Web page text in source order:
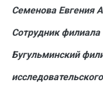
Семенова Евгения
Сотрудник филиала
Бугульминский